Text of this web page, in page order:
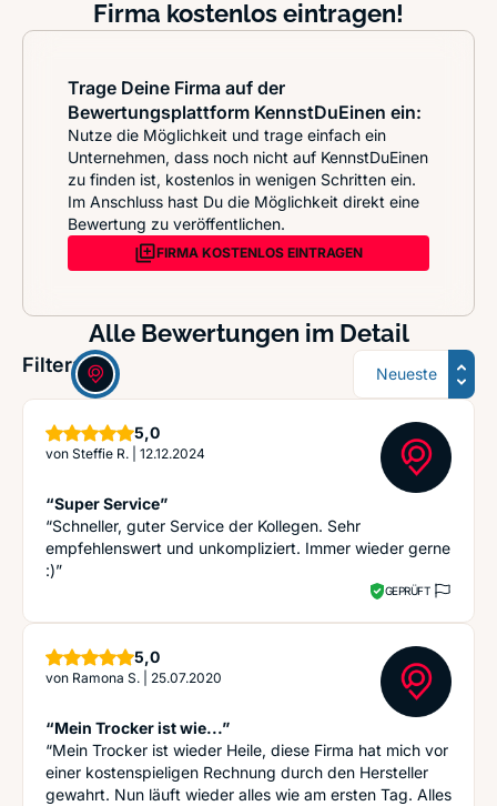
Firma kostenlos eintragen!
Trage Deine Firma auf der
Bewertungsplattform KennstDuEinen ein:
Nutze die Möglichkeit und trage einfach ein
Unternehmen, dass noch nicht auf KennstDuEinen
zu finden ist, kostenlos in wenigen Schritten ein.
Im Anschluss hast Du die Möglichkeit direkt eine
Bewertung zu veröffentlichen.
FIRMA KOSTENLOS EINTRAGEN
Alle Bewertungen im Detail
Filter: Sortierung
5,0Sterne
von Steffie R. 12.12.2024
“Super Service”
“Schneller, guter Service der Kollegen. Sehr
empfehlenswert und unkompliziert. Immer wieder gerne
:)”
GEPRÜFT
5,0Sterne
von Ramona S. 25.07.2020
“Mein Trocker ist wie...”
“Mein Trocker ist wieder Heile, diese Firma hat mich vor
einer kostenspieligen Rechnung durch den Hersteller
gewahrt. Nun läuft wieder alles wie am ersten Tag. Alles